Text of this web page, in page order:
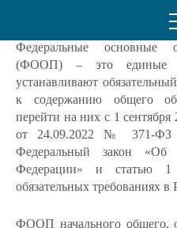
федеральные
Федеральные основные
(ФООП) – это единые
устанавливают
к содержанию общего
перейти на них с 1
от 24.09.2022 № 371-ФЗ
Федеральный закон «Об
Федерации» и статью 1
обязательных требованиях
ФООП начального общего,